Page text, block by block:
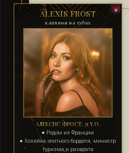
ALEXIS FROST
каплями на губах
АЛЕКСИС ФРОСТ, 31 Y.O.
● Родом из Франции
● Хозяйка элитного борделя, министр
туризма и разврата